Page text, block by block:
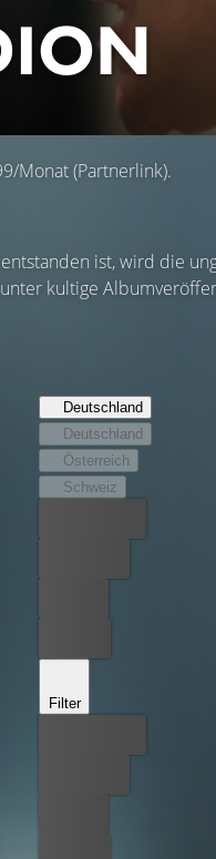
Monat (Partnerlink).
ist, wird die
kultige
Deutschland
Deutschland
Österreich
Schweiz
Filter